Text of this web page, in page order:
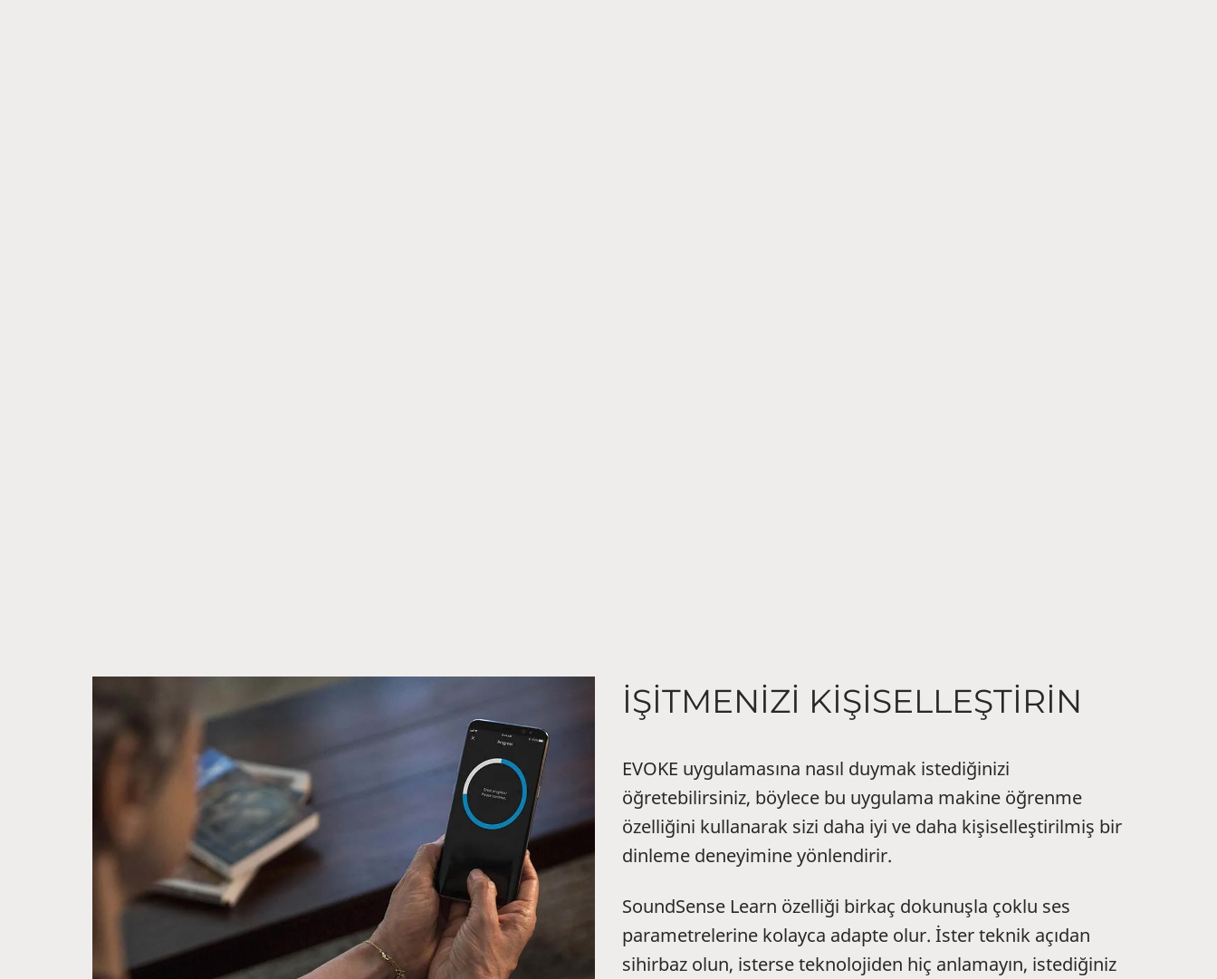
İŞİTMENİZİ KİŞİSELLEŞTİRİN
EVOKE uygulamasına nasıl duymak istediğinizi
öğretebilirsiniz, böylece bu uygulama makine öğrenme
özelliğini kullanarak sizi daha iyi ve daha kişiselleştirilmiş bir
dinleme deneyimine yönlendirir.
SoundSense Learn özelliği birkaç dokunuşla çoklu ses
parametrelerine kolayca adapte olur. İster teknik açıdan
sihirbaz olun, isterse teknolojiden hiç anlamayın, istediğiniz